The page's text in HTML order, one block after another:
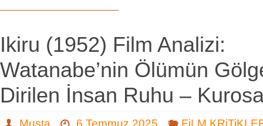
Ikiru (1952) Film Analizi:
Watanabe’nin Ölümün
Dirilen İnsan Ruhu –
Musta 6 Temmuz 2025 FiLM